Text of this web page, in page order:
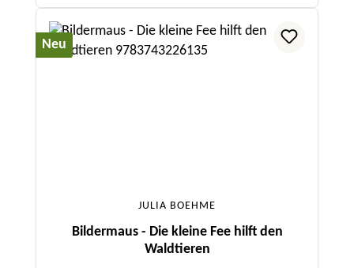
Neu
JULIA BOEHME
Bildermaus - Die kleine Fee hilft den
Waldtieren